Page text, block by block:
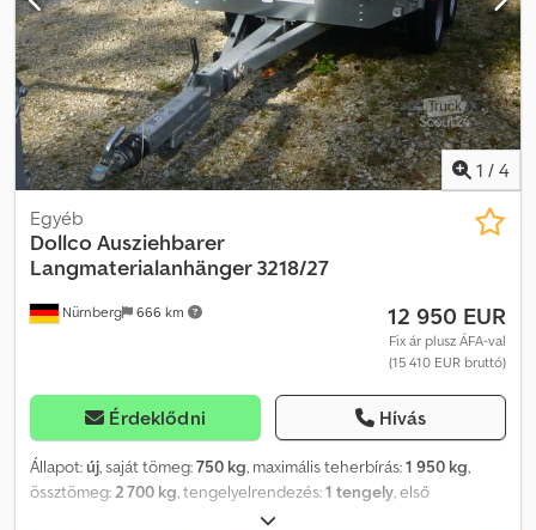
támaszok: 2350 EUR Kisebb, mint 1450 mm-es dobokhoz kiegészítő
tengely tartóval: 2670 EUR Szállítási költség: 1600 EUR Dcjdpfxei
Dc Nfe Alfjk
1 / 4
Nürnberg 666 km
Egyéb
DollcoAusziehbarer
Langmaterialanhänger 3218/27
12 950 EUR
Fix ár plusz ÁFA-val
(15 410 EUR bruttó)
Érdeklődni Hívás
Állapot:új, saját tömeg:750 kg, maximális teherbírás:1 950 kg,
össztömeg:2 700 kg, tengelyelrendezés:1 tengely, első
, raktér hossza: